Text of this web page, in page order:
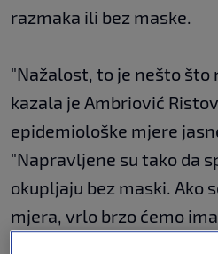
razmaka ili bez maske.
"Nažalost, to je nešto što
kazala je Ambriović
epidemiološke mjere
"Napravljene su tako da
okupljaju bez maski. Ako
mjera, vrlo brzo ćemo